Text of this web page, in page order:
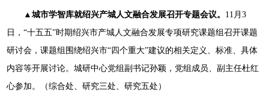
▲城市学智库就绍兴产城人文融合发展召开专题会议。 11月3
日，“十五五”时期绍兴市产城人文融合发展专项研究课题组召开课题
研讨会，课题组围绕绍兴市“四个重大”建议的相关定义、标准、具体
内容等开展讨论。城研中心党组副书记孙颖，党组成员、副主任杜红
心参加。（综合处、研究三处、研究五处）